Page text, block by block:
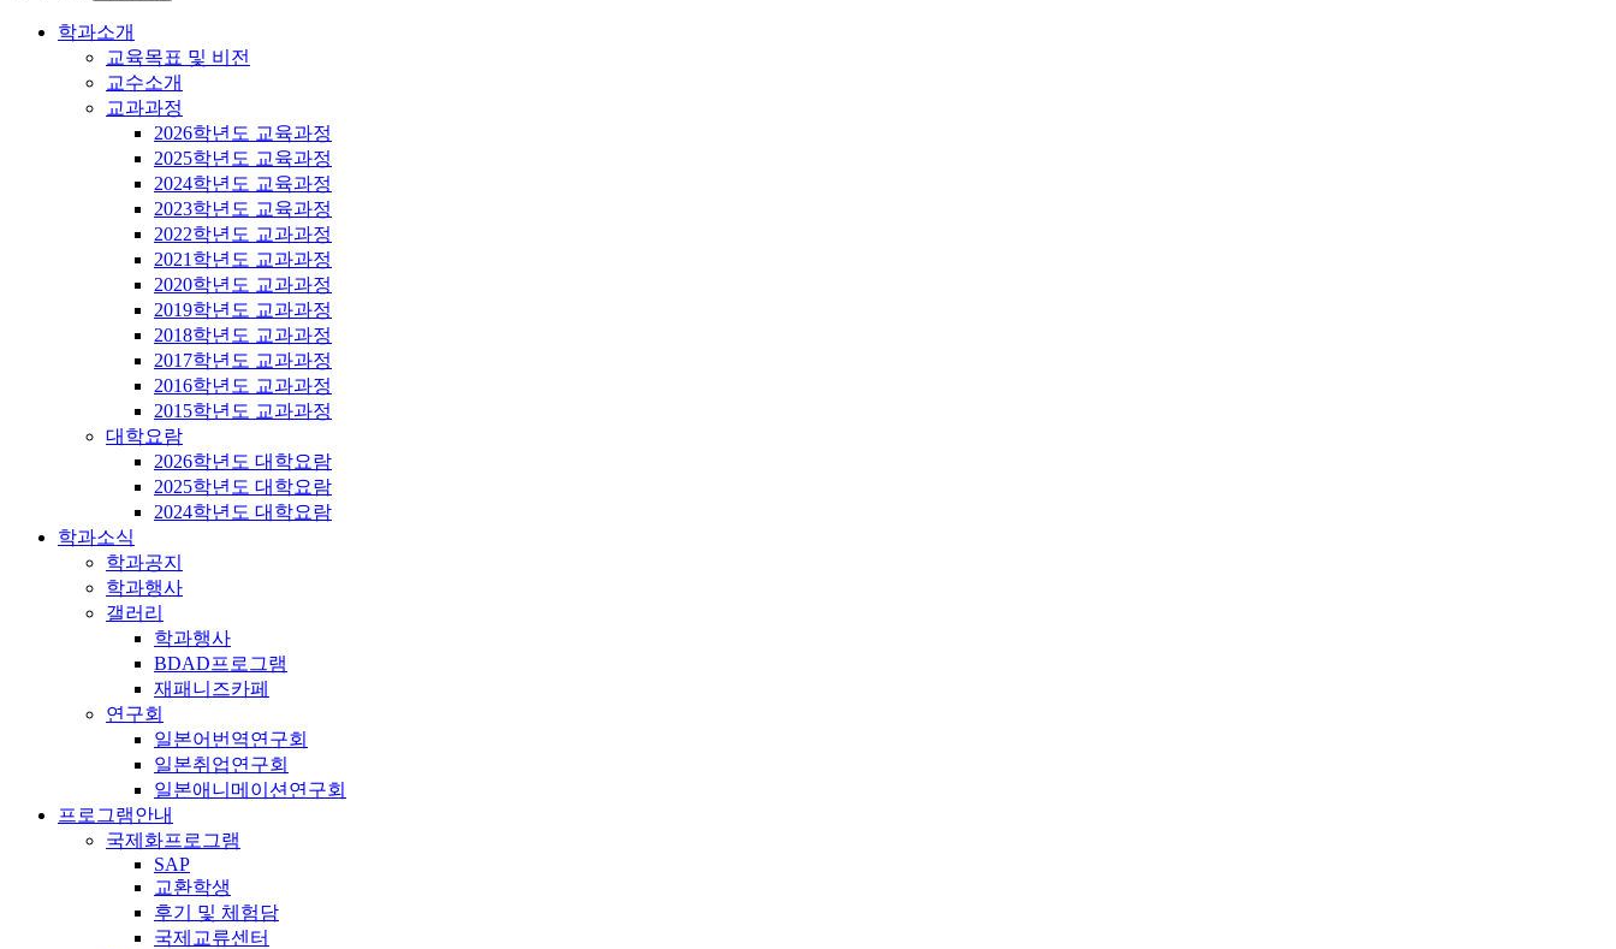
학과소개
교육목표 및 비전
교수소개
교과과정
2026학년도 교육과정
2025학년도 교육과정
2024학년도 교육과정
2023학년도 교육과정
2022학년도 교과과정
2021학년도 교과과정
2020학년도 교과과정
2019학년도 교과과정
2018학년도 교과과정
2017학년도 교과과정
2016학년도 교과과정
2015학년도 교과과정
대학요람
2026학년도 대학요람
2025학년도 대학요람
2024학년도 대학요람
학과소식
학과공지
학과행사
갤러리
학과행사
BDAD프로그램
재패니즈카페
연구회
일본어번역연구회
일본취업연구회
일본애니메이션연구회
프로그램안내
국제화프로그램
SAP
교환학생
후기 및 체험담
국제교류센터